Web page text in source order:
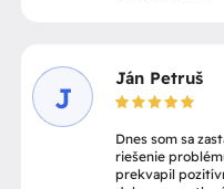
J
Ján Petruš
Dnes som sa
riešenie
prekvapil